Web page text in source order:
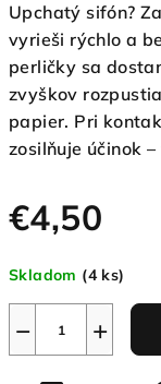
Upchatý sifón?
vyrieši rýchlo a
perličky sa
zvyškov
papier. Pri
zosilňuje účinok
€4,50
cena:
Skladom (4 ks)
+
−